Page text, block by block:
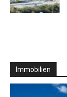
Immobilien